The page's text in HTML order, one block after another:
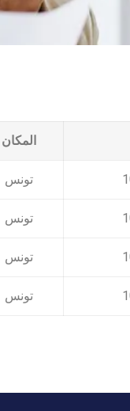
المكان
تونس
تونس
تونس
تونس